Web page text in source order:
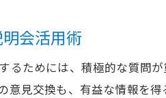
学習塾の保護者説
成績向上のた
会活用術
るためには、積極的な質問
意見交換も、有益な情報を